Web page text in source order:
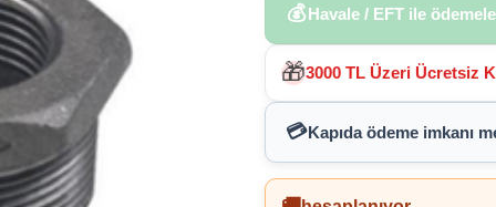
💰 Havale / EFT ile
🎁3000 TL Üzeri Ücretsiz
💳Kapıda ödeme imkanı